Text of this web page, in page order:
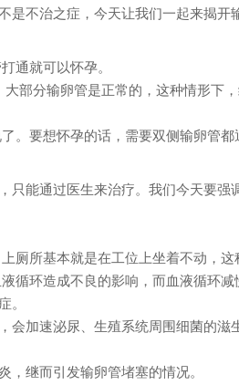
是不治之症，今天让我们一起来揭开
通就可以怀孕。
大部分输卵管是正常的，这种情形下
。要想怀孕的话，需要双侧输卵管都
只能通过医生来治疗。我们今天要强
厕所基本就是在工位上坐着不动， 这
循环造成不良的影响， 而血液循环减
。
会加速泌尿、生殖系统周围细菌的滋
， 继而引发输卵管堵塞的情况。